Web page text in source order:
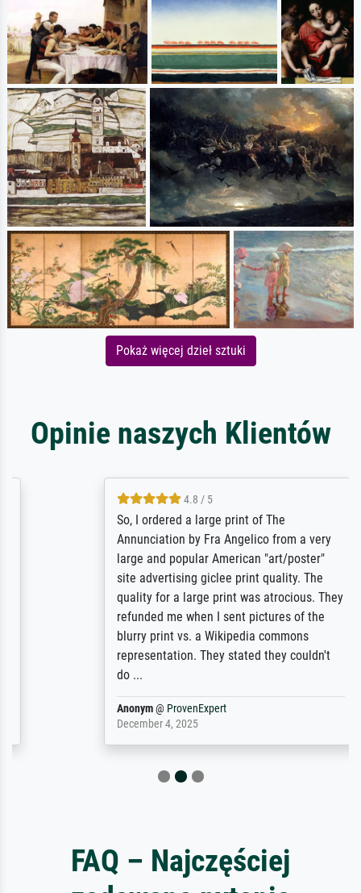
Pokaż więcej dzieł sztuki
Opinie naszych Klientów
4.8 / 5
So, I ordered a large print of The
Annunciation by Fra Angelico from a very
large and popular American "art/poster"
site advertising giclee print quality. The
quality for a large print was atrocious. They
refunded me when I sent pictures of the
blurry print vs. a Wikipedia commons
representation. They stated they couldn't
ProvenExpert
December 4, 2025
FAQ – Najczęściej